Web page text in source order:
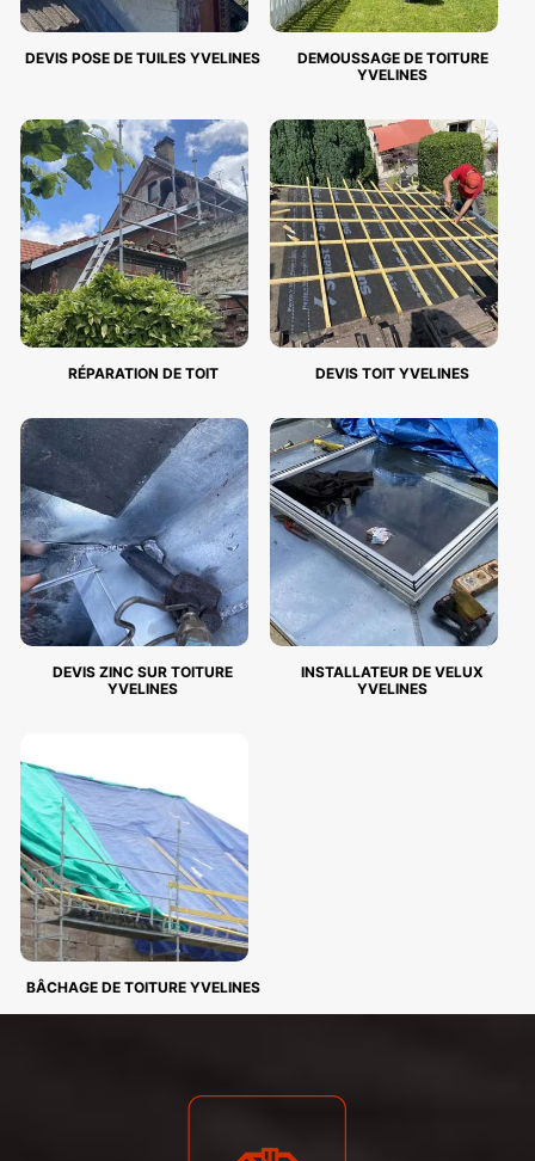
DEVIS POSE DE TUILES YVELINES
DEMOUSSAGE DE TOITURE
YVELINES
RÉPARATION DE TOIT DEVIS TOIT YVELINES
DEVIS ZINC SUR TOITURE
YVELINES
INSTALLATEUR DE VELUX
YVELINES
BÂCHAGE DE TOITURE YVELINES